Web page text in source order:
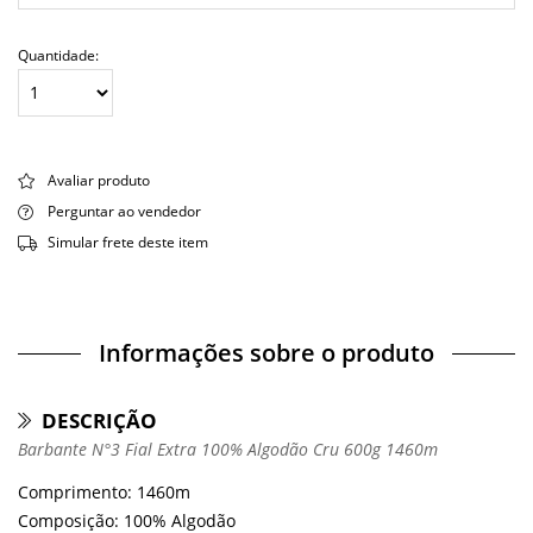
Quantidade:
Avaliar produto
Perguntar ao vendedor
Simular frete deste item
Informações sobre o produto
DESCRIÇÃO
Barbante N°3 Fial Extra 100% Algodão Cru 600g 1460m
Comprimento: 1460m
Composição: 100% Algodão